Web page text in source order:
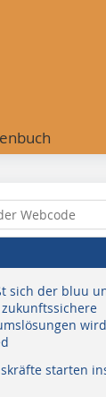
sich der bluu
starten